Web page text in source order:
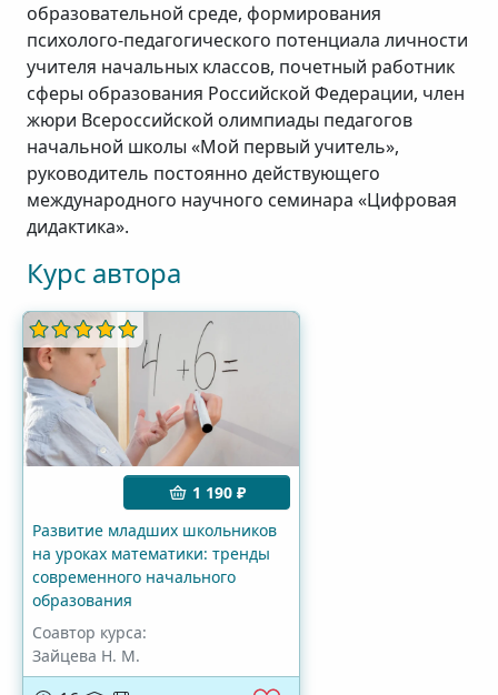
образовательной среде, формирования
психолого-педагогического потенциала личности
учителя начальных классов, почетный работник
сферы образования Российской Федерации, член
жюри Всероссийской олимпиады педагогов
начальной школы «Мой первый учитель»,
руководитель постоянно действующего
международного научного семинара «Цифровая
дидактика».
Курс автора
1 190 ₽
Развитие младших школьников
на уроках математики: тренды
современного начального
образования
Соавтор курса:
Зайцева Н. М.